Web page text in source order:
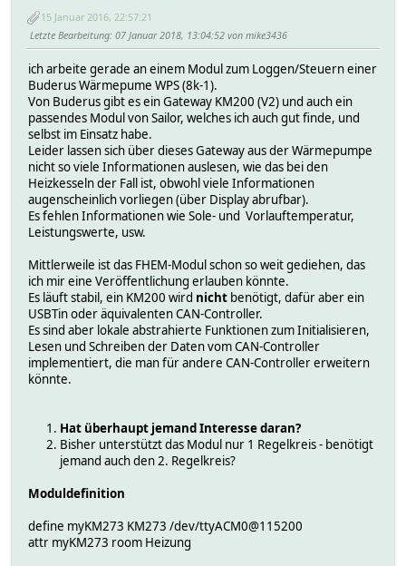
15 Januar 2016, 22:57:21
Letzte Bearbeitung: 07 Januar 2018, 13:04:52 von mike3436
ich arbeite gerade an einem Modul zum Loggen/Steuern einer
Buderus Wärmepume WPS (8k-1).
Von Buderus gibt es ein Gateway KM200 (V2) und auch ein
passendes Modul von Sailor, welches ich auch gut finde, und
selbst im Einsatz habe.
Leider lassen sich über dieses Gateway aus der Wärmepumpe
nicht so viele Informationen auslesen, wie das bei den
Heizkesseln der Fall ist, obwohl viele Informationen
augenscheinlich vorliegen (über Display abrufbar).
Es fehlen Informationen wie Sole- und Vorlauftemperatur,
Leistungswerte, usw.
Mittlerweile ist das FHEM-Modul schon so weit gediehen, das
ich mir eine Veröffentlichung erlauben könnte.
Es läuft stabil, ein KM200 wird nicht benötigt, dafür aber ein
USBTin oder äquivalenten CAN-Controller.
Es sind aber lokale abstrahierte Funktionen zum Initialisieren,
Lesen und Schreiben der Daten vom CAN-Controller
implementiert, die man für andere CAN-Controller erweitern
könnte.
Hat überhaupt jemand Interesse daran?
Bisher unterstützt das Modul nur 1 Regelkreis - benötigt
jemand auch den 2. Regelkreis?
Moduldefinition
define myKM273 KM273 /dev/ttyACM0@115200
attr myKM273 room Heizung